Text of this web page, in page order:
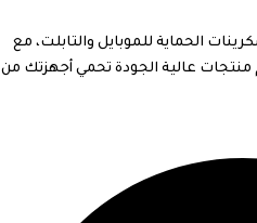
الحماية للموبايل والتابلت، مع
منتجات عالية الجودة تحمي أجهزتك من